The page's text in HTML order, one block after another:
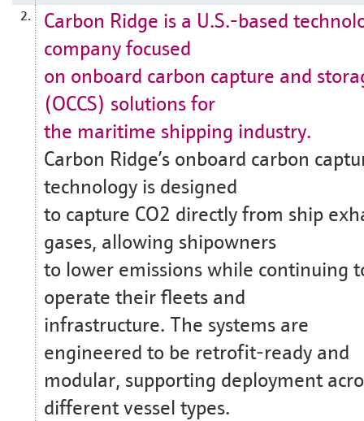
2.
Carbon Ridge is a U.S.-based
company focused
on onboard carbon capture and
(OCCS) solutions for
the maritime shipping industry.
Carbon Ridge’s onboard carbon
technology is designed
to capture CO2 directly from ship
gases, allowing shipowners
to lower emissions while continuing
operate their fleets and
infrastructure. The systems are
engineered to be retrofit‑ready and
modular, supporting deployment
different vessel types.